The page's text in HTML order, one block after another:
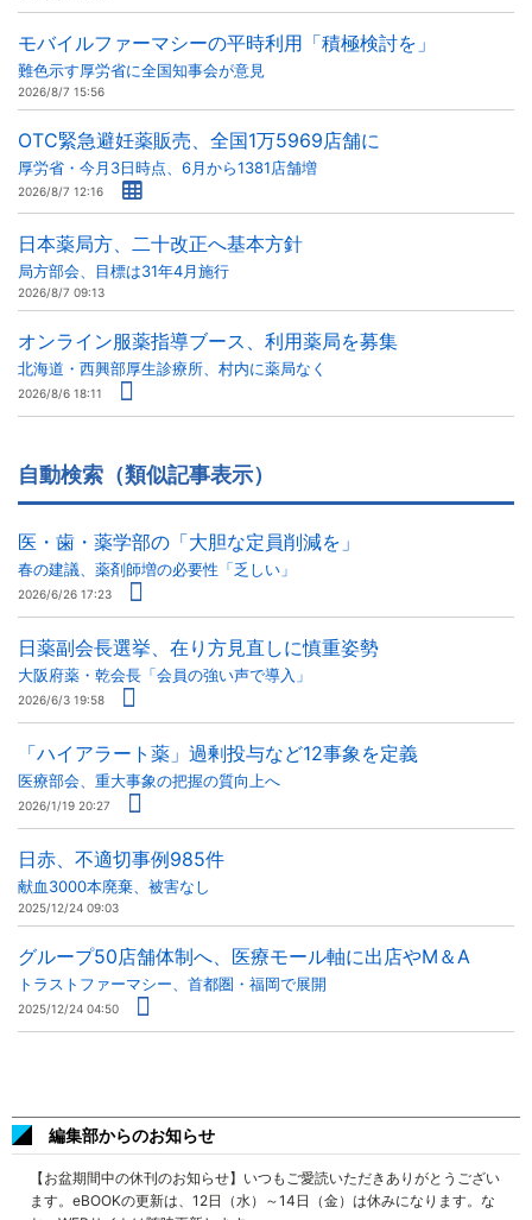
モバイルファーマシーの平時利用「積極検討を」
難色示す厚労省に全国知事会が意見
2026/8/7 15:56
OTC緊急避妊薬販売、全国1万5969店舗に
厚労省・今月3日時点、6月から1381店舗増
2026/8/7 12:16
日本薬局方、二十改正へ基本方針
局方部会、目標は31年4月施行
2026/8/7 09:13
オンライン服薬指導ブース、利用薬局を募集
北海道・西興部厚生診療所、村内に薬局なく
2026/8/6 18:11
自動検索（類似記事表示）
医・歯・薬学部の「大胆な定員削減を」
春の建議、薬剤師増の必要性「乏しい」
2026/6/26 17:23
日薬副会長選挙、在り方見直しに慎重姿勢
大阪府薬・乾会長「会員の強い声で導入」
2026/6/3 19:58
「ハイアラート薬」過剰投与など12事象を定義
医療部会、重大事象の把握の質向上へ
2026/1/19 20:27
日赤、不適切事例985件
献血3000本廃棄、被害なし
2025/12/24 09:03
グループ50店舗体制へ、医療モール軸に出店やM＆A
トラストファーマシー、首都圏・福岡で展開
2025/12/24 04:50
編集部からのお知らせ
【お盆期間中の休刊のお知らせ】いつもご愛読いただきありがとうござい
ます。eBOOKの更新は、12日（水）～14日（金）は休みになります。な